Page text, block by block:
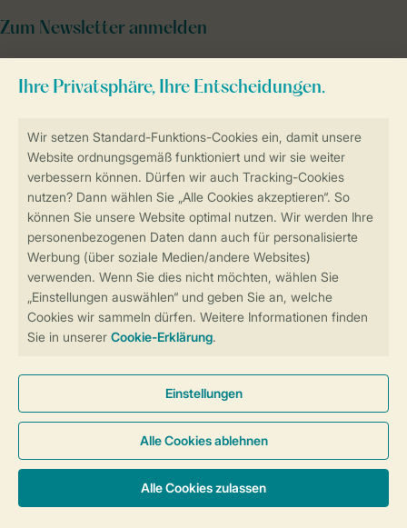
Sicherstellung Deiner Privatsphäre
Sicher und schnell zur Online-Buchung
Sichere Datenübertragung
Sicheres Bezahlen
Zum Newsletter anmelden
Cookies und Banner
Barrierefreiheit
© 2026 Landal GreenParks GmbH